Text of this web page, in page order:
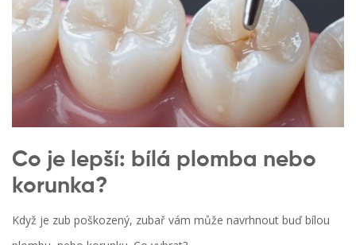
Co je lepší: bílá plomba nebo
korunka?
Když je zub poškozený, zubař vám může navrhnout buď bílou